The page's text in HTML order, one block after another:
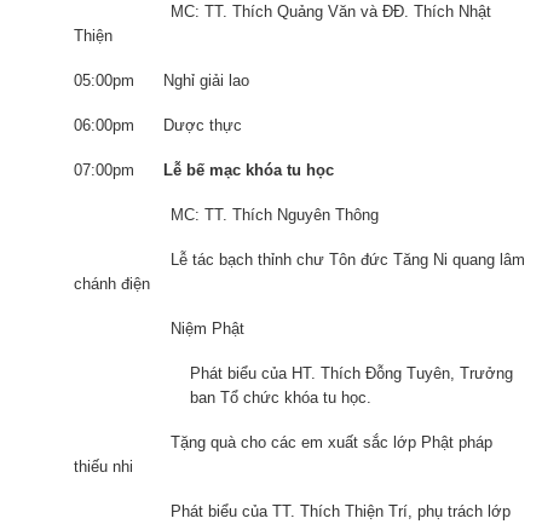
MC: TT. Thích Quảng Văn và ĐĐ. Thích Nhật
Thiện
05:00pm Nghỉ giải lao
06:00pm Dược thực
07:00pm Lễ bế mạc khóa tu học
MC: TT. Thích Nguyên Thông
Lễ tác bạch thỉnh chư Tôn đức Tăng Ni quang lâm
chánh điện
Niệm Phật
Phát biểu của HT. Thích Đỗng Tuyên, Trưởng
ban Tổ chức khóa tu học.
Tặng quà cho các em xuất sắc lớp Phật pháp
thiếu nhi
Phát biểu của TT. Thích Thiện Trí, phụ trách lớp